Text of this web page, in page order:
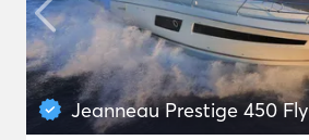
Jeanneau Prestige 450 Fly